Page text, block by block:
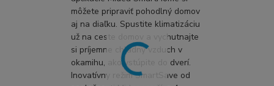
môžete pripraviť pohodlný domov
aj na diaľku. Spustite klimatizáciu
už na ceste domov a vychutnajte
si príjemne chladný vzduch v
okamihu, ako vstúpite do dverí.
Inovatívny režim SmartSave od